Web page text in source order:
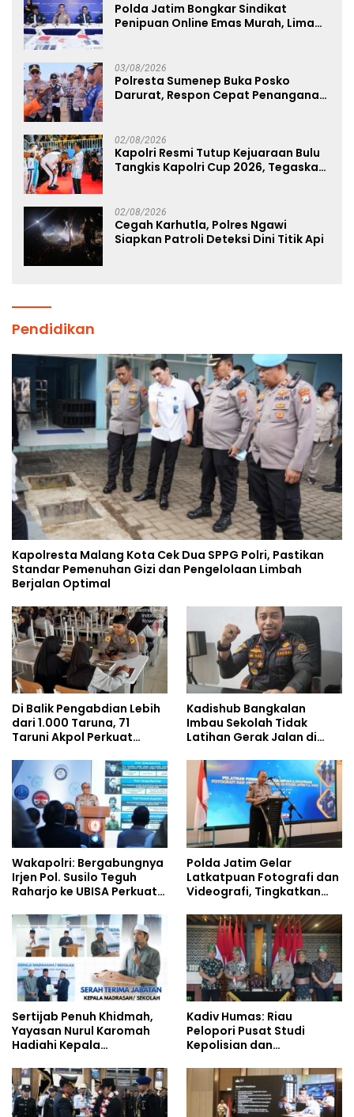
Polda Jatim Bongkar Sindikat
Penipuan Online Emas Murah, Lima
03/08/2026
Polresta Sumenep Buka Posko
Darurat, Respon Cepat Penanganan
02/08/2026
Kapolri Resmi Tutup Kejuaraan Bulu
Tangkis Kapolri Cup 2026, Tegaskan
02/08/2026
Cegah Karhutla, Polres Ngawi
Siapkan Patroli Deteksi Dini Titik Api
Pendidikan
Kapolresta Malang Kota Cek Dua SPPG Polri, Pastikan
Standar Pemenuhan Gizi dan Pengelolaan Limbah
Berjalan Optimal
Di Balik Pengabdian Lebih
dari 1.000 Taruna, 71
Taruni Akpol Perkuat
Siswa Sekolah Rakyat
Kadishub Bangkalan
Imbau Sekolah Tidak
Latihan Gerak Jalan di
Wakapolri: Bergabungnya
Irjen Pol. Susilo Teguh
Raharjo ke UBISA Perkuat
Studi Kepolisian
Polda Jatim Gelar
Latkatpuan Fotografi dan
Videografi, Tingkatkan
Era Digital
Sertijab Penuh Khidmah,
Yayasan Nurul Karomah
Hadiahi Kepala
Umrah
Kadiv Humas: Riau
Pelopori Pusat Studi
Kepolisian dan
Policing Masuki Babak